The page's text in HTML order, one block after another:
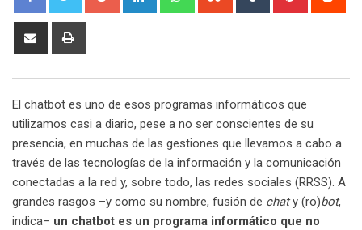
Share
El chatbot es uno de esos programas informáticos que
utilizamos casi a diario, pese a no ser conscientes de su
presencia, en muchas de las gestiones que llevamos a cabo a
través de las tecnologías de la información y la comunicación
conectadas a la red y, sobre todo, las redes sociales (RRSS). A
grandes rasgos –y como su nombre, fusión de chaty (ro)bot,
indica– un chatbot es un programa informático que no